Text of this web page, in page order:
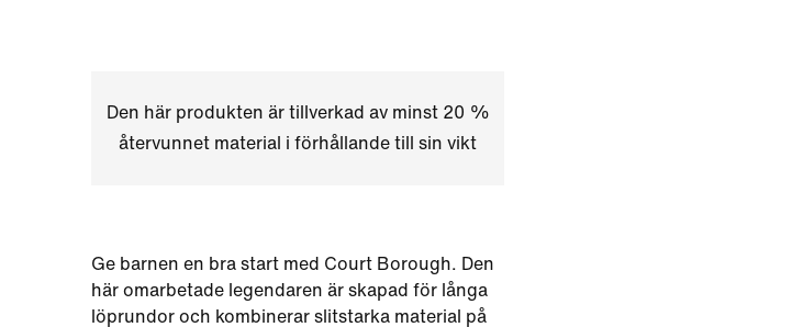
Den här produkten är tillverkad av minst 20 %
återvunnet material i förhållande till sin vikt
Ge barnen en bra start med Court Borough. Den
här omarbetade legendaren är skapad för långa
löprundor och kombinerar slitstarka material på